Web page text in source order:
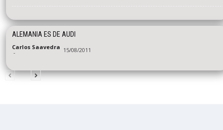
ALEMANIA ES DE AUDI
Carlos Saavedra
- 15/08/2011